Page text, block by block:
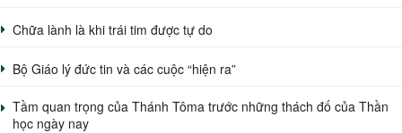
Chữa lành là khi trái tim được tự do
Bộ Giáo lý đức tin và các cuộc “hiện ra”
Tầm quan trọng của Thánh Tôma trước những thách đố của Thần
học ngày nay